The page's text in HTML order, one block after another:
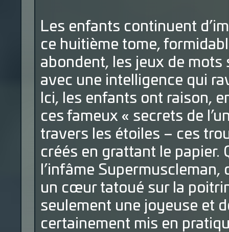
Les enfants continuent
ce huitième tome,
abondent, les jeux de
avec une intelligence qui
Ici, les enfants ont raison,
ces fameux « secrets de
travers les étoiles – ces
créés en grattant le papier.
l’infâme
un cœur tatoué sur la
seulement une joyeuse et
certainement mis en